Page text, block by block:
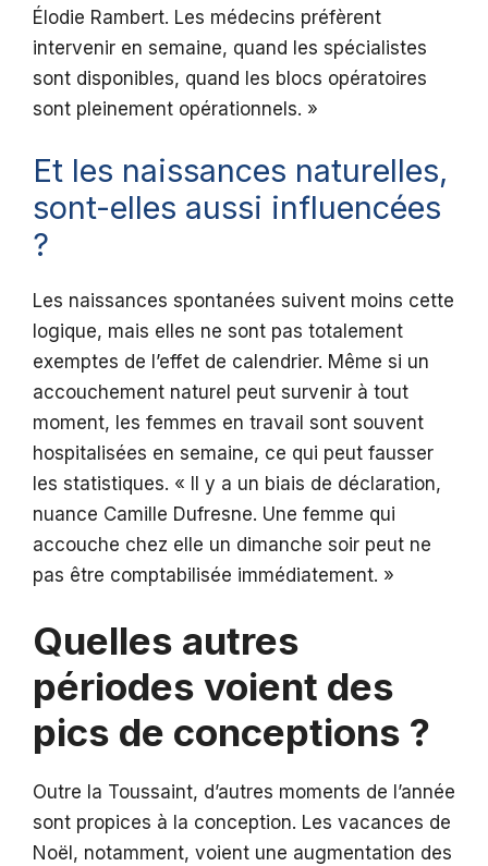
Élodie Rambert. Les médecins préfèrent
intervenir en semaine, quand les spécialistes
sont disponibles, quand les blocs opératoires
sont pleinement opérationnels. »
Et les naissances naturelles,
sont-elles aussi influencées
?
Les naissances spontanées suivent moins cette
logique, mais elles ne sont pas totalement
exemptes de l’effet de calendrier. Même si un
accouchement naturel peut survenir à tout
moment, les femmes en travail sont souvent
hospitalisées en semaine, ce qui peut fausser
les statistiques. « Il y a un biais de déclaration,
nuance Camille Dufresne. Une femme qui
accouche chez elle un dimanche soir peut ne
pas être comptabilisée immédiatement. »
Quelles autres
périodes voient des
pics de conceptions ?
Outre la Toussaint, d’autres moments de l’année
sont propices à la conception. Les vacances de
Noël, notamment, voient une augmentation des